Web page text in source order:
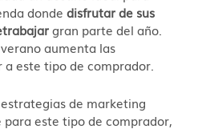
donde disfrutar de sus
gran parte del año.
aumenta las
este tipo de comprador.
de marketing
este tipo de comprador,